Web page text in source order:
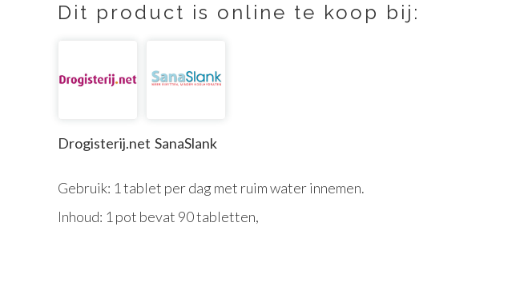
Dit product is online te koop bij:
Drogisterij.net SanaSlank
Gebruik: 1 tablet per dag met ruim water innemen.
Inhoud: 1 pot bevat 90 tabletten,